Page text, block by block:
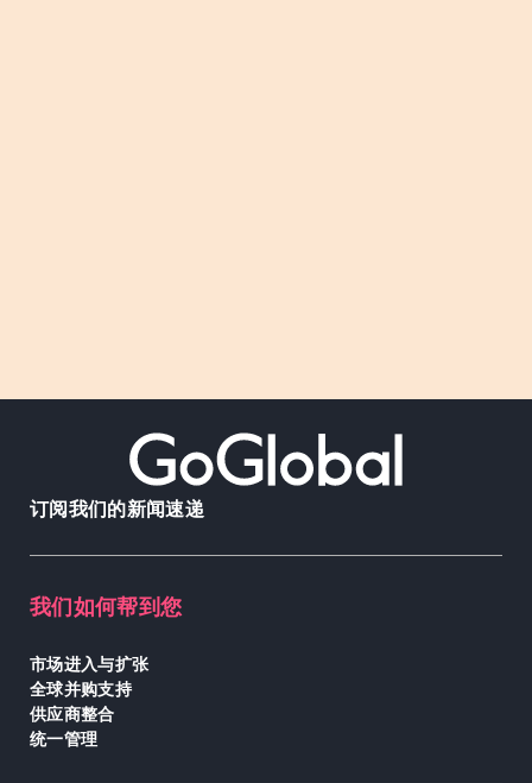
订阅我们的新闻速递
我们如何帮到您
市场进入与扩张
全球并购支持
供应商整合
统一管理